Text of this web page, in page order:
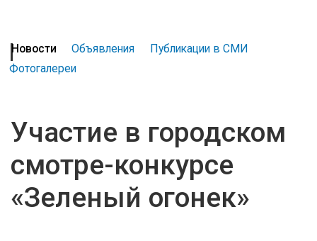
Новости Объявления
Публикации в СМИ
Фотогалереи
Участие в городском
смотре-конкурсе
«Зеленый огонек»